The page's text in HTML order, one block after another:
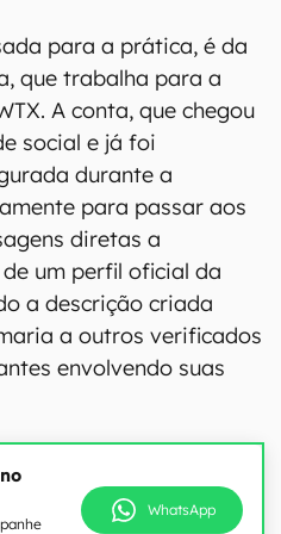
para a prática, é da
que trabalha para a
A conta, que chegou
social e já foi
durante a
para passar aos
diretas a
um perfil oficial da
a descrição criada
a outros verificados
envolvendo suas
WhatsApp